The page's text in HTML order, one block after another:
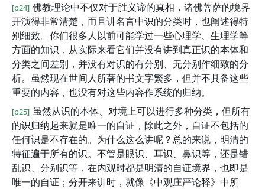
[p24] 佛教理论中不仅对于胜义谛的真相，诸佛菩萨的境界
开演得非常清楚，而且讲名言中识的分类时，也阐述得特
别细致。你们很多人以前可能学过一些心理学、生理学等
方面的知识，从实际来看它们并没有讲到真正识的本体和
分类之间差别，并没有对识的有分别、无分别作细致的分
析。虽然现在世间人所著的书文字繁多，但并不具备这些
重要的内容，也没有对这些内容作系统的归纳。
[p25] 虽然从识的本体、对境上可以进行多种分类，但所有
的识归纳起来就是唯一的自证，除此之外，自证不包括的
任何识是不存在的。为什么这么讲呢？总的来说，明清的
特征遍于所有的识。不管是眼识、耳识、鼻识等，还是错
乱识、分别识等，在内观时都是明清的自证境界，也即是
唯一的自证；分开来讲时，就像《中观庄严论释》中所